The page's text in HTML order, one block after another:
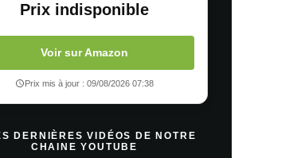
Prix indisponible
Voir sur Amazon
Prix mis à jour : 09/08/2026 07:38
DERNIÈRES VIDÉOS DE NOTRE
CHAINE YOUTUBE